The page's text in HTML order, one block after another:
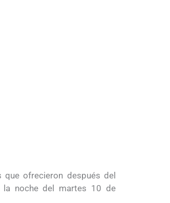
ofrecieron después del
la noche del martes 10 de